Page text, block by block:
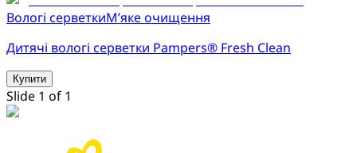
Вологі серветкиМ’яке очищення
Дитячі вологі серветки Pampers® Fresh Clean
Купити
Slide 1 of 1